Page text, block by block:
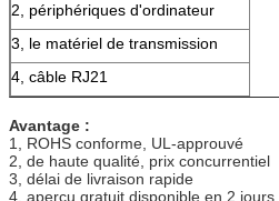
2, périphériques d'ordinateur
3, le matériel de transmission
4, câble RJ21
Avantage :
1, ROHS conforme, UL-approuvé
2, de haute qualité, prix concurrentiel
3, délai de livraison rapide
4, aperçu gratuit disponible en 2 jours